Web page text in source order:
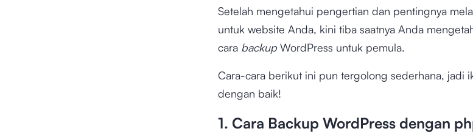
Setelah mengetahui pengertian dan pentingnya
untuk website Anda, kini tiba saatnya Anda
cara backupWordPress untuk pemula.
Cara-cara berikut ini pun tergolong sederhana, jadi
dengan baik!
1. Cara Backup WordPress dengan